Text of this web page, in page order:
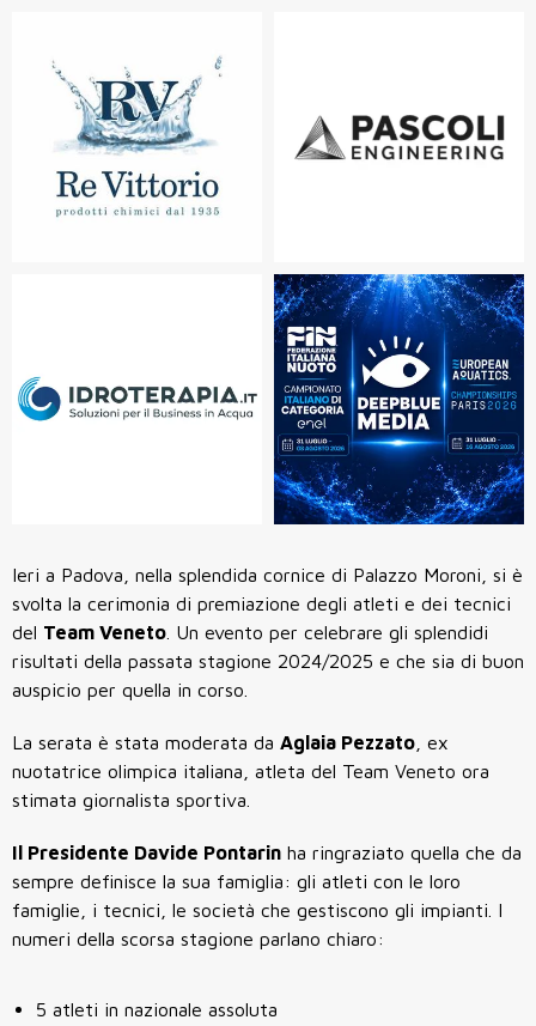
Ieri a Padova, nella splendida cornice di Palazzo Moroni, si è
svolta la cerimonia di premiazione degli atleti e dei tecnici
del Team Veneto . Un evento per celebrare gli splendidi
risultati della passata stagione 2024/2025 e che sia di buon
auspicio per quella in corso.
La serata è stata moderata da Aglaia Pezzato , ex
nuotatrice olimpica italiana, atleta del Team Veneto ora
stimata giornalista sportiva.
Il Presidente Davide Pontarin ha ringraziato quella che da
sempre definisce la sua famiglia: gli atleti con le loro
famiglie, i tecnici, le società che gestiscono gli impianti. I
numeri della scorsa stagione parlano chiaro:
5 atleti in nazionale assoluta